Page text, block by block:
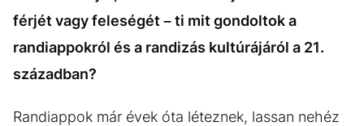
férjét vagy feleségét – ti mit gondoltok a
randiappokról és a randizás kultúrájáról a 21.
században?
Randiappok már évek óta léteznek, lassan nehéz